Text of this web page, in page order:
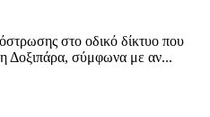
στο οδικό δίκτυο που
Δοξιπάρα, σύμφωνα με αν...